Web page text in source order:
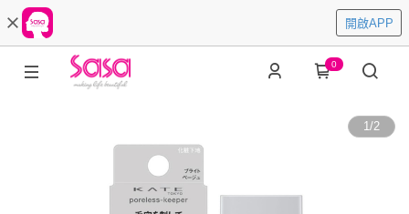
開啟APP
0
1/2